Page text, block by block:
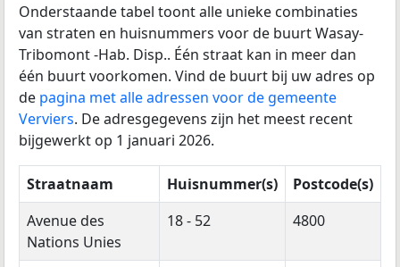
Onderstaande tabel toont alle unieke combinaties
van straten en huisnummers voor de buurt Wasay-
Tribomont -Hab. Disp.. Één straat kan in meer dan
één buurt voorkomen. Vind de buurt bij uw adres op
de pagina met alle adressen voor de gemeente
Verviers. De adresgegevens zijn het meest recent
bijgewerkt op 1 januari 2026.
Straatnaam Huisnummer(s)
Postcode(s)
Avenue des
Nations Unies
18 - 52 4800